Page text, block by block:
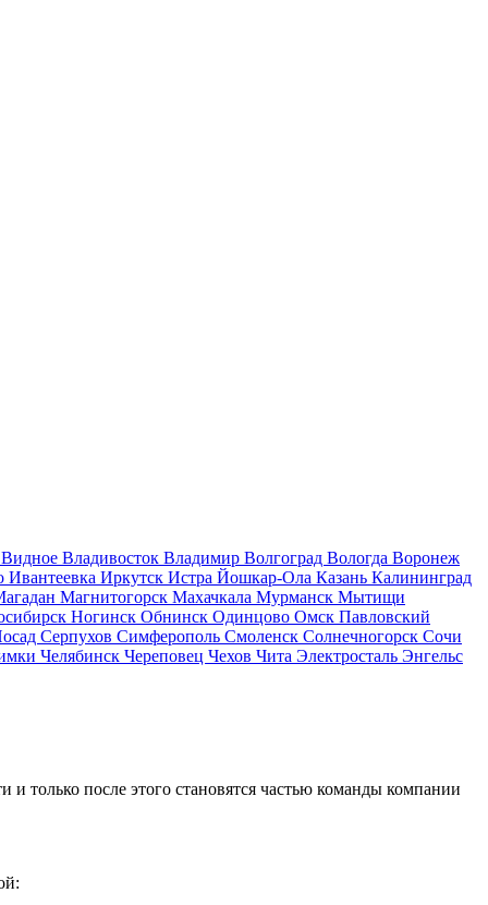
Видное Владивосток Владимир Волгоград Вологда Воронеж
Ивантеевка Иркутск Истра Йошкар-Ола Казань Калининград
Магнитогорск Махачкала Мурманск Мытищи
Ногинск Обнинск Одинцово Омск Павловский
Серпухов Симферополь Смоленск Солнечногорск Сочи
Челябинск Череповец Чехов Чита Электросталь Энгельс
только после этого становятся частью команды компании